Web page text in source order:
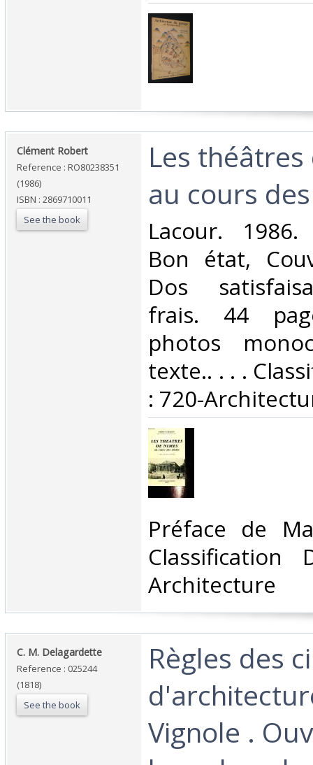
‎Clément Robert‎
Reference : RO80238351
(1986)
ISBN : 2869710011
See the book
‎Les
au cours
‎Lacour.
Bon état,
Dos
frais. 44
photos
texte.. . . .
: 720-
‎Préface de
Classification
Architecture‎
‎C. M. Delagardette‎
Reference : 025244
(1818)
See the book
‎Règles des
Vignole .